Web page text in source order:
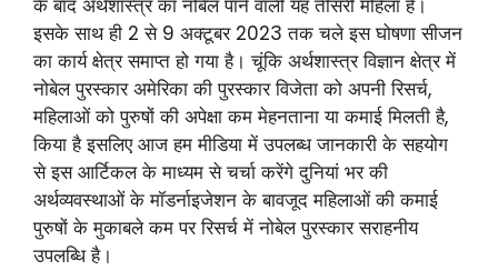
के बाद अर्थशास्त्र का नोबेल पाने वाली यह तीसरी महिला है।
इसके साथ ही 2 से 9 अक्टूबर 2023 तक चले इस घोषणा सीजन
का कार्य क्षेत्र समाप्त हो गया है। चूंकि अर्थशास्त्र विज्ञान क्षेत्र में
नोबेल पुरस्कार अमेरिका की पुरस्कार विजेता को अपनी रिसर्च,
महिलाओं को पुरुषों की अपेक्षा कम मेहनताना या कमाई मिलती है,
किया है इसलिए आज हम मीडिया में उपलब्ध जानकारी के सहयोग
से इस आर्टिकल के माध्यम से चर्चा करेंगे दुनियां भर की
अर्थव्यवस्थाओं के मॉडर्नाइजेशन के बावजूद महिलाओं की कमाई
पुरुषों के मुकाबले कम पर रिसर्च में नोबेल पुरस्कार सराहनीय
उपलब्धि है।